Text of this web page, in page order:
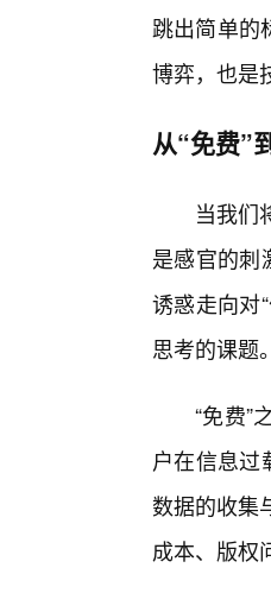
跳出简单的
博弈，也是
从“免费”
当我们
是感官的刺
诱惑走向对
思考的课题。
“免费”
户在信息过
数据的收集
成本、版权